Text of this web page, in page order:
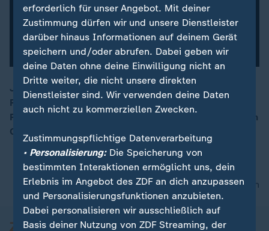
00:16
Junge Menschen in der Ausbildung haben unter der
Pandemie besonders zu leiden. Wir blicken nach
Frankreich, Kenia und Indien, wie der Unterricht dort in
Corona-Zeiten läuft.
nach oben
erforderlich für unser Angebot. Mit deiner
Zustimmung dürfen wir und unsere Dienstleister
darüber hinaus Informationen auf deinem Gerät
speichern und/oder abrufen. Dabei geben wir
deine Daten ohne deine Einwilligung nicht an
Dritte weiter, die nicht unsere direkten
Dienstleister sind. Wir verwenden deine Daten
auch nicht zu kommerziellen Zwecken.
Zustimmungspflichtige Datenverarbeitung
• Personalisierung:Die Speicherung von
bestimmten Interaktionen ermöglicht uns, dein
Erlebnis im Angebot des ZDF an dich anzupassen
und Personalisierungsfunktionen anzubieten.
Dabei personalisieren wir ausschließlich auf
Basis deiner Nutzung von ZDF Streaming, der